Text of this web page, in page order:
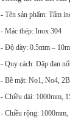
- Tên sản phẩm: Tấm
- Mác thép: Inox 304
- Độ dày: 0.5mm –
- Quy cách: Dập đan
- Bề mặt: No1, No4, 2B
- Chiều dài: 1000mm,
- Chiều rộng: